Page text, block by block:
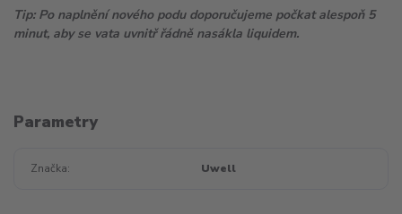
Tip: Po naplnění nového podu doporučujeme počkat alespoň 5
minut, aby se vata uvnitř řádně nasákla liquidem.
Parametry
Značka Uwell